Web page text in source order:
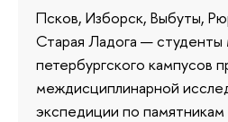
Псков, Изборск, Выбуты,
Старая Ладога — студенты
петербургского кампусов
междисциплинарной
экспедиции по